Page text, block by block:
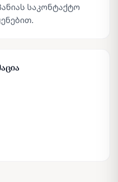
საკონტაქტო